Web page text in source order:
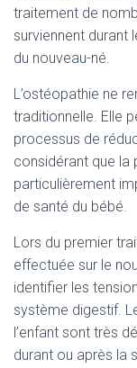
traitement de
surviennent durant
du nouveau-né.
L’ostéopathie ne
traditionnelle. Elle
processus de
considérant que la
particulièrement
de santé du bébé.
Lors du premier
effectuée sur le
identifier les
système digestif.
l’enfant sont très
durant ou après la